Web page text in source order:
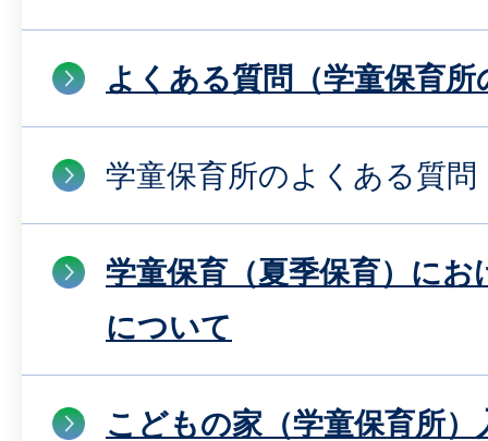
よくある質問（学童保育所
学童保育所のよくある質問
学童保育（夏季保育）にお
について
こどもの家（学童保育所